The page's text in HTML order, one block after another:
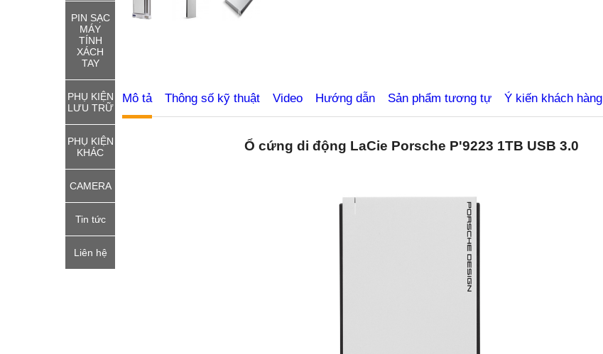
PIN SẠC
MÁY
TÍNH
XÁCH
TAY
PHỤ KIỆN
LƯU TRỮ
PHỤ KIỆN
KHÁC
CAMERA
Tin tức
Liên hệ
Mô tả Thông số kỹ thuật Video Hướng dẫn Sản phẩm tương tự Ý kiến khách hàng
Ổ cứng di động LaCie Porsche P'9223 1TB USB 3.0